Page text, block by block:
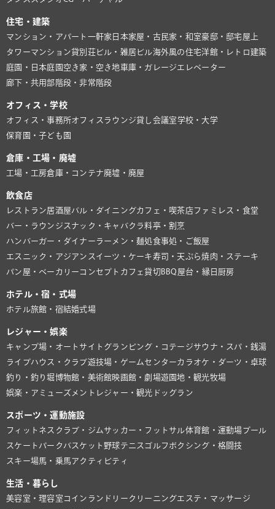
住宅・建築
マンション・アパート 一軒家 日本家屋・古民家・和室豪邸・邸宅屋上
タワーマンション貸別荘ビル・雑居ビル海外風の住宅洋館・レトロ建築
庭園・日本庭園 空き家・空き地 車庫・ガレージ エレベーター
廊下・共用部 階段・非常階段
オフィス・学校
オフィス・事務所オフィスラウンジ貸し会議室学校・大学
保育園・子ども園
倉庫・工場・廃墟
工場・工房倉庫・コンテナ廃墟・廃屋
飲食店
レストラン居酒屋バル・ダイニングカフェ・喫茶店ファミレス・食堂
バー・ラウンジ スナック・キャバクラ料亭・割烹
ハンバーガー・ダイナーラーメン・麺処食事処・ご飯屋
エスニック・アジアン スイーツ・ケーキ寿司・天ぷら焼肉・ステーキ
パン屋・ベーカリー コンセプトカフェ貸切BBQ 屋台・縁日 厨房
ホテル・宿・式場
ホテル旅館・宿結婚式場
レジャー・娯楽
キャンプ場・オートサイト グランピング・コテージサウナ・スパ・銭湯
ライブハウス・クラブ遊技場・ゲームセンターカラオケ・ダーツ・卓球
釣り・釣り堀博物館・美術館映画館・劇場遊園地・観光牧場
娯楽・アミューズメント レジャー・観光 ドッグラン
スポーツ・運動施設
フィットネスクラブ・ジム サッカー・フットサル体育館・運動場プール
スケートパーク バスケット 野球テニス ゴルフ ボクシング・格闘技
スキー場馬・乗馬アクティビティ
生活・暮らし
美容室・理容室 コインランドリー クリーニングエステ・マッサージ